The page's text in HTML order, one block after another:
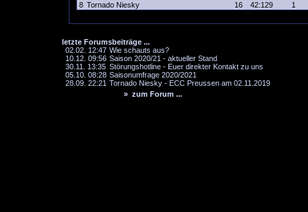
8 Tornado Niesky 16 42:129 1
letzte Forumsbeiträge ...
02.02. 12:47 Wie schauts aus?
10.12. 09:56 Saison 2020/21 - aktueller Stand
30.11. 13:35 Störungshotline - Euer direkter Kontakt zu uns
05.10. 08:28 Saisonumfrage 2020/2021
28.09. 22:21 Tornado Niesky - ECC Preussen am 02.11.2019
» zum Forum ...